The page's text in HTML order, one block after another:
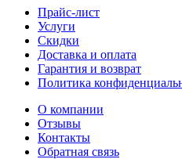
Прайс-лист
Услуги
Скидки
Доставка и оплата
Гарантия и возврат
Политика
О компании
Отзывы
Контакты
Обратная связь